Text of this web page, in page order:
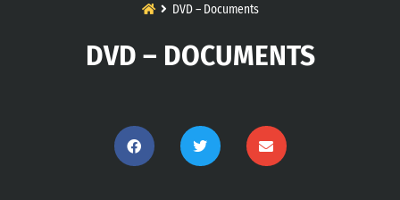
DVD – Documents
DVD – DOCUMENTS